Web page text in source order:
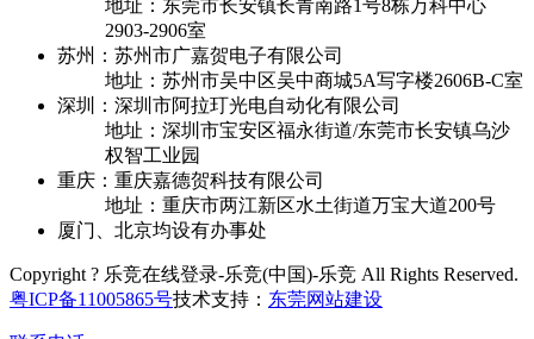
地址：东莞市长安镇长青南路1号8栋万科中心
2903-2906室
苏州：苏州市广嘉贺电子有限公司
地址：苏州市吴中区吴中商城5A写字楼2606B-C室
深圳：深圳市阿拉玎光电自动化有限公司
地址：深圳市宝安区福永街道/东莞市长安镇乌沙
权智工业园
重庆：重庆嘉德贺科技有限公司
地址：重庆市两江新区水土街道万宝大道200号
厦门、北京均设有办事处
Copyright ? 乐竞在线登录-乐竞(中国)-乐竞 All Rights Reserved.
粤ICP备11005865号技术支持： 东莞网站建设